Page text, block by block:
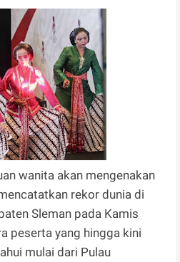
wanita akan mengenakan
rekor dunia di
Sleman pada Kamis
peserta yang hingga kini
mulai dari Pulau